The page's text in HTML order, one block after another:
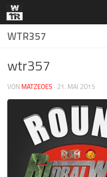
Zum Inhalt springen
WTR357
wtr357
VONMATZEOES · 21. MAI 2015